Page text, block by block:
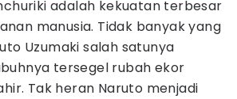
adalah kekuatan terbesar
manusia. Tidak banyak yang
Uzumaki salah satunya
tersegel rubah ekor
Tak heran Naruto menjadi